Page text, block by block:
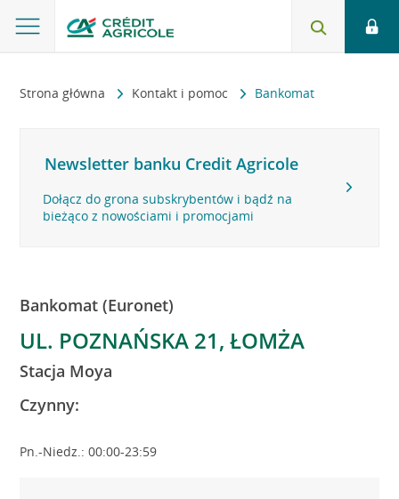
Strona główna Kontakt i pomoc Bankomat
Newsletter banku Credit Agricole
Dołącz do grona subskrybentów i bądź na
bieżąco z nowościami i promocjami
Bankomat (Euronet)
UL. POZNAŃSKA 21, ŁOMŻA
Stacja Moya
Czynny:
Pn.-Niedz.: 00:00-23:59